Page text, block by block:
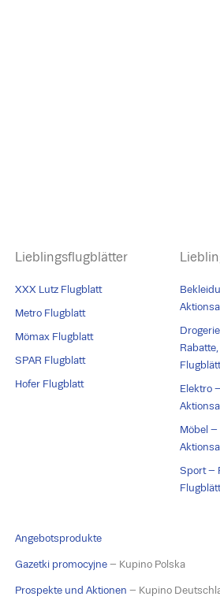
Lieblingsflugblätter
XXX Lutz Flugblatt
Metro Flugblatt
Mömax Flugblatt
SPAR Flugblatt
Hofer Flugblatt
Elektro
Möbel –
Sport –
Angebotsprodukte
Gazetki promocyjne – Kupino Polska
Prospekte und Aktionen – Kupino